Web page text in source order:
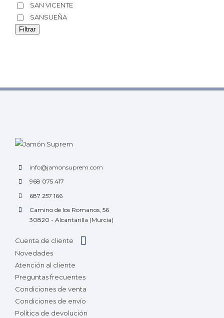
SAN VICENTE
SANSUEÑA
Filtrar
info@jamonsuprem.com
968 075 417
687 257 166
Camino de los Romanos, 56
30820 - Alcantarilla (Murcia)
Cuenta de cliente
Novedades
Atención al cliente
Preguntas frecuentes
Condiciones de venta
Condiciones de envío
Política de devolución